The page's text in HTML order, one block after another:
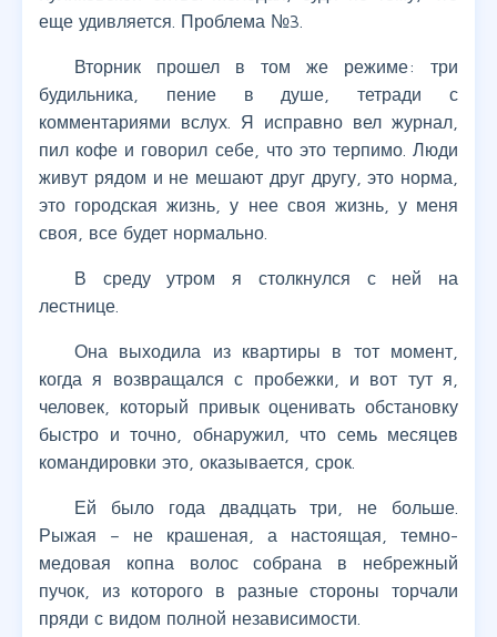
еще удивляется. Проблема №3.
Вторник прошел в том же режиме: три
будильника, пение в душе, тетради с
комментариями вслух. Я исправно вел журнал,
пил кофе и говорил себе, что это терпимо. Люди
живут рядом и не мешают друг другу, это норма,
это городская жизнь, у нее своя жизнь, у меня
своя, все будет нормально.
В среду утром я столкнулся с ней на
лестнице.
Она выходила из квартиры в тот момент,
когда я возвращался с пробежки, и вот тут я,
человек, который привык оценивать обстановку
быстро и точно, обнаружил, что семь месяцев
командировки это, оказывается, срок.
Ей было года двадцать три, не больше.
Рыжая – не крашеная, а настоящая, темно-
медовая копна волос собрана в небрежный
пучок, из которого в разные стороны торчали
пряди с видом полной независимости.